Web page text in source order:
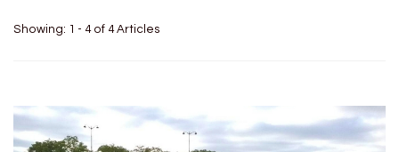
Showing: 1 - 4 of 4 Articles